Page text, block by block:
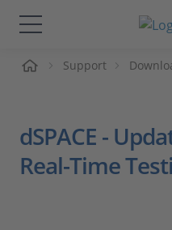
Lösungen &
Videos
Support
dSPACE -
Real-Time